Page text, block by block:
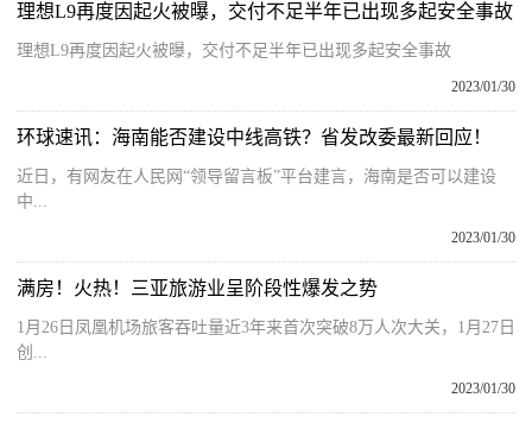
理想L9再度因起火被曝，交付不足半年已出现多起安全事故
理想L9再度因起火被曝，交付不足半年已出现多起安全事故
2023/01/30
环球速讯：海南能否建设中线高铁？省发改委最新回应！
近日，有网友在人民网“领导留言板”平台建言，海南是否可以建设
中...
2023/01/30
满房！火热！三亚旅游业呈阶段性爆发之势
1月26日凤凰机场旅客吞吐量近3年来首次突破8万人次大关，1月27日
创...
2023/01/30